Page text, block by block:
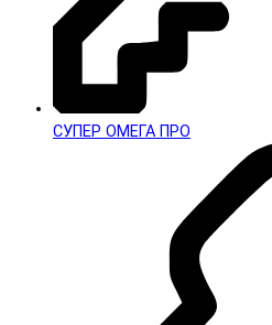
СУПЕР ОМЕГА ПРО